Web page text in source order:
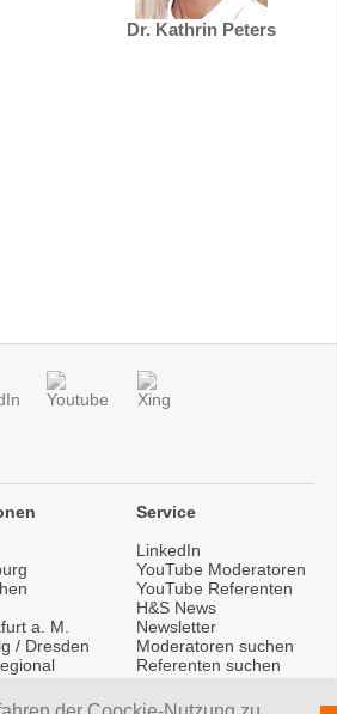
Dr. Kathrin Peters
a. M.
/ Dresden
Service
LinkedIn
YouTube Moderatoren
YouTube Referenten
H&S News
Newsletter
Moderatoren suchen
Referenten suchen